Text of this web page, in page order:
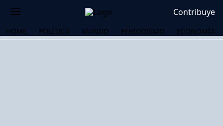
Contribuye
HOME POLÍTICA MUNDO PERIODISMO ECONOMÍA